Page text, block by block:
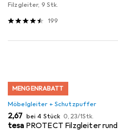
Filzgleiter, 9 Stk.
199
MENGENRABATT
Möbelgleiter + Schutzpuffer
EUR
2,67 bei 4 Stück EUR
0,23/1Stk.
tesa PROTECT Filzgleiter rund